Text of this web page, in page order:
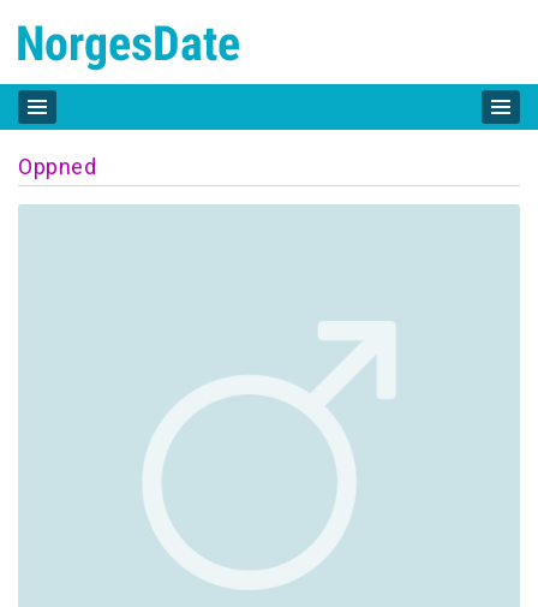
Oppned